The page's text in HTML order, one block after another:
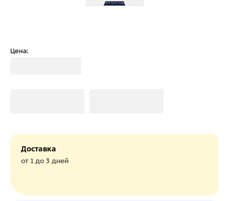
Цена:
Доставка
от 1 до 3 дней